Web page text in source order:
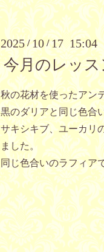
2025/10/17 15:04
今月のレッス
秋の花材を使ったアン
黒のダリアと同じ色合
サキシキブ、ユーカリ
ました。
同じ色合いのラフィア